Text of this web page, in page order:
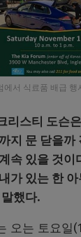
에서 식료품 배급
리스티 도슨
지 문 닫을까
속 있을 것이
가 있는 한
했다.
오는 토요일